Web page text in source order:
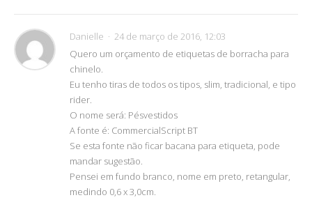
Danielle
24 de março de 2016, 12:03
Quero um orçamento de etiquetas de borracha para
chinelo.
Eu tenho tiras de todos os tipos, slim, tradicional, e tipo
rider.
O nome será: Pésvestidos
A fonte é: CommercialScript BT
Se esta fonte não ficar bacana para etiqueta, pode
mandar sugestão.
Pensei em fundo branco, nome em preto, retangular,
medindo 0,6 x 3,0cm.